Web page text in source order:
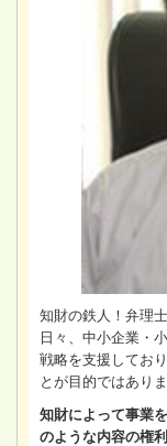
知財の鉄人！弁理
日々、中小企業・
戦略を支援してお
とが目的ではありま
知財によって事業
のような内容の権